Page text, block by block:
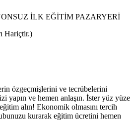
İLK EĞİTİM PAZARYERİ
Hariçtir.)
özgeçmişlerini ve tecrübelerini
yapın ve hemen anlaşın. İster yüz yüze
alın! Ekonomik olmasını tercih
kurarak eğitim ücretini hemen